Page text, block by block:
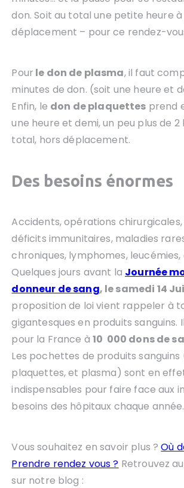
don. Soit au total une petite heure
déplacement – pour ce rendez-
Pour le don de plasma, il faut
minutes de don. (soit une heure et
Enfin, le don de plaquettes prend
une heure et demi, un peu plus de 2
total, hors déplacement.
Des besoins énormes
Accidents, opérations
déficits immunitaires, maladies
chroniques, lymphomes, leucémies,
Quelques jours avant la Journée
donneur de sang, le samedi 14
proposition de loi vient rappeler à
gigantesques en produits sanguins.
pour la France à10 000 dons de
Les pochettes de produits sanguins
plaquettes, et plasma) sont en
indispensables pour faire face aux
besoins des hôpitaux chaque année.
Vous souhaitez en savoir plus ?Où
Prendre rendez vous ? Retrouvez
sur notre blog :